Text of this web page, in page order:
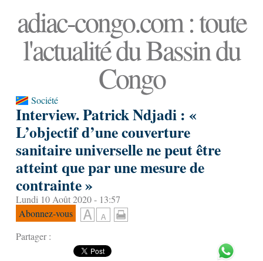
adiac-congo.com : toute
l'actualité du Bassin du
Congo
Société
Interview. Patrick Ndjadi : «
L’objectif d’une couverture
sanitaire universelle ne peut être
atteint que par une mesure de
contrainte »
Lundi 10 Août 2020 - 13:57
Abonnez-vous
Partager :